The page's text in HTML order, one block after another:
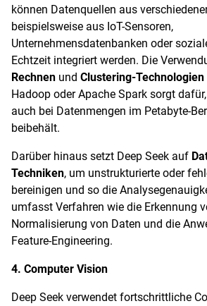
können Datenquellen aus
beispielsweise aus IoT-Sensoren,
Unternehmensdatenbanken oder
Echtzeit integriert werden. Die
Rechnen und Clustering-Technologien
Hadoop oder Apache Spark sorgt
auch bei Datenmengen im Petabyte-
beibehält.
Darüber hinaus setzt Deep Seek auf
Techniken, um unstrukturierte oder
bereinigen und so die
umfasst Verfahren wie die Erkennung
Normalisierung von Daten und die
Feature-Engineering.
4. Computer Vision
Deep Seek verwendet fortschrittliche